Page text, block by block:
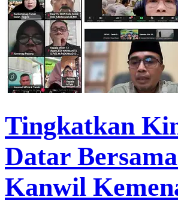
Tingkatkan
Datar
Kanwil